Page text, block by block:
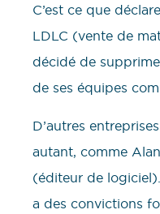
C’est ce que
LDLC (vente de
décidé de
de ses équipes
D’autres
autant, comme
(éditeur de
a des convictions